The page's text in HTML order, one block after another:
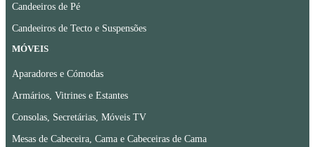
Candeeiros de Pé
Candeeiros de Tecto e Suspensões
MÓVEIS
Aparadores e Cómodas
Armários, Vitrines e Estantes
Consolas, Secretárias, Móveis TV
Mesas de Cabeceira, Cama e Cabeceiras de Cama